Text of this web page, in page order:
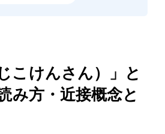
態｜公的統計と最新調査で見る
本調査」で見る学習・自己啓
こけんさん）」と
方・近接概念と